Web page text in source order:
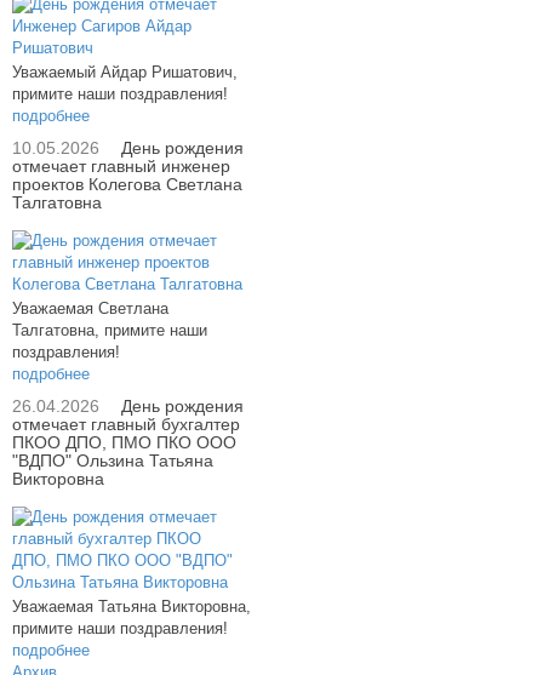
Уважаемый Айдар Ришатович,
примите наши поздравления!
подробнее
10.05.2026
День рождения
отмечает главный инженер
проектов Колегова Светлана
Талгатовна
Уважаемая Светлана
Талгатовна, примите наши
поздравления!
подробнее
26.04.2026
День рождения
отмечает главный бухгалтер
ПКОО ДПО, ПМО ПКО ООО
"ВДПО" Ользина Татьяна
Викторовна
Уважаемая Татьяна Викторовна,
примите наши поздравления!
подробнее